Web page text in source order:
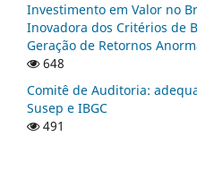
Investimento em Valor no
Inovadora dos Critérios de
Geração de Retornos
648
Comitê de Auditoria:
Susep e IBGC
491